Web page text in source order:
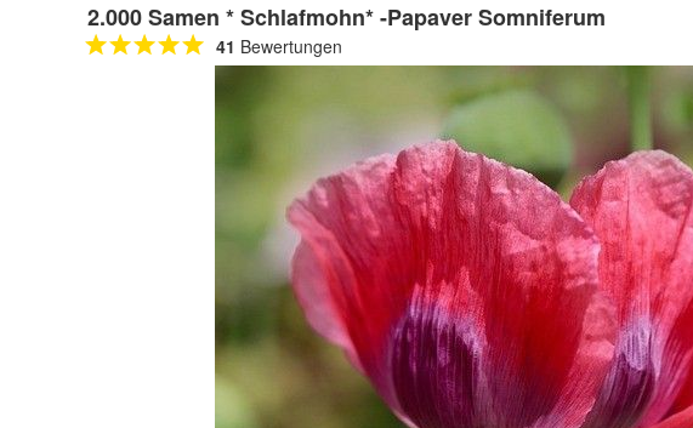
2.000 Samen * Schlafmohn* -Papaver Somniferum
41 Bewertungen